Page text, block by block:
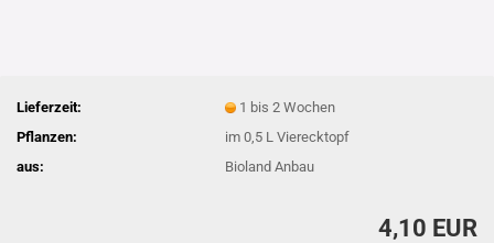
Lieferzeit:
1 bis 2 Wochen
Pflanzen:
im 0,5 L Vierecktopf
aus:
Bioland Anbau
4,10 EUR